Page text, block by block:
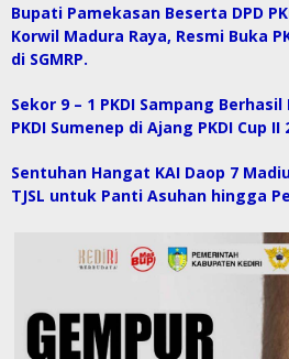
Bupati Pamekasan Beserta DPD
Korwil Madura Raya, Resmi Buka
di SGMRP.
Sekor 9 – 1 PKDI Sampang
PKDI Sumenep di Ajang PKDI Cup II
Sentuhan Hangat KAI Daop 7
TJSL untuk Panti Asuhan hingga